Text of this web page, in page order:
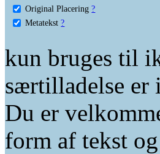
Original Placering ?
Metatekst ?
kun bruges til
særtilladelse er
Du er
form af tekst